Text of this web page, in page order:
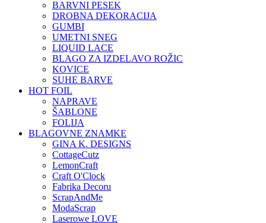
BARVNI PESEK
DROBNA DEKORACIJA
GUMBI
UMETNI SNEG
LIQUID LACE
BLAGO ZA IZDELAVO ROŽIC
KOVICE
SUHE BARVE
HOT FOIL
NAPRAVE
ŠABLONE
FOLIJA
BLAGOVNE ZNAMKE
GINA K. DESIGNS
CottageCutz
LemonCraft
Craft O'Clock
Fabrika Decoru
ScrapAndMe
ModaScrap
Laserowe LOVE